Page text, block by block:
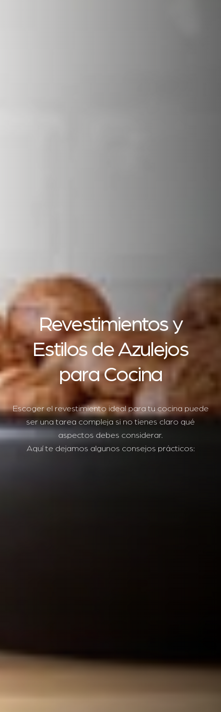
Revestimientos y
Estilos de Azulejos
para Cocina
Escoger el revestimiento ideal para tu cocina puede
ser una tarea compleja si no tienes claro qué
aspectos debes considerar.
Aquí te dejamos algunos consejos prácticos: